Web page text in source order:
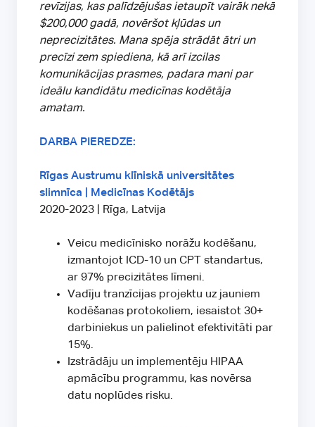
revīzijas, kas palīdzējušas ietaupīt vairāk nekā
$200,000 gadā, novēršot kļūdas un
neprecizitātes. Mana spēja strādāt ātri un
precīzi zem spiediena, kā arī izcilas
komunikācijas prasmes, padara mani par
ideālu kandidātu medicīnas kodētāja
amatam.
DARBA PIEREDZE:
Rīgas Austrumu klīniskā universitātes
slimnīca | Medicīnas Kodētājs
2020-2023 | Rīga, Latvija
Veicu medicīnisko norāžu kodēšanu,
izmantojot ICD-10 un CPT standartus,
ar 97% precizitātes līmeni.
Vadīju tranzīcijas projektu uz jauniem
kodēšanas protokoliem, iesaistot 30+
darbiniekus un palielinot efektivitāti par
15%.
Izstrādāju un implementēju HIPAA
apmācību programmu, kas novērsa
datu noplūdes risku.